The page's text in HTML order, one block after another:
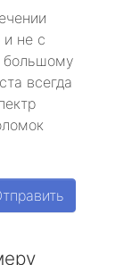
и не с
большому
всегда